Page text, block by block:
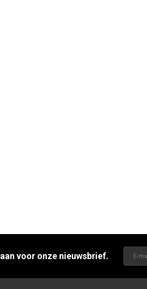
voor onze nieuwsbrief.